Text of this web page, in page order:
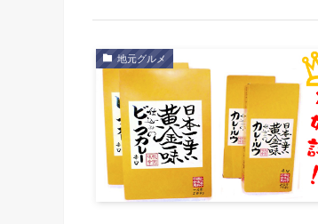
地元グルメ